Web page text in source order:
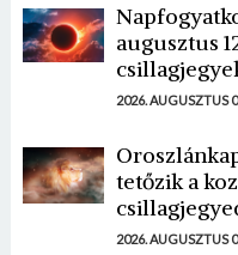
augusztus
2026. AUGUSZTUS
tetőzik a
2026. AUGUSZTUS